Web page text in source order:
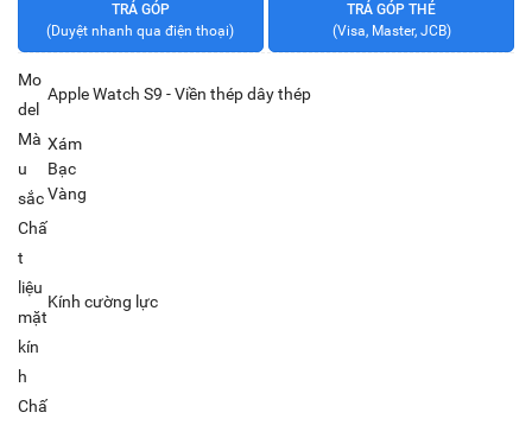
TRẢ GÓP
(Duyệt nhanh qua điện thoại)
TRẢ GÓP THẺ
(Visa, Master, JCB)
Mo
del
Apple Watch S9 - Viền thép dây thép
Mà
u
sắc
Xám
Bạc
Vàng
Chấ
t
liệu
mặt
kín
h
Kính cường lực
Chấ